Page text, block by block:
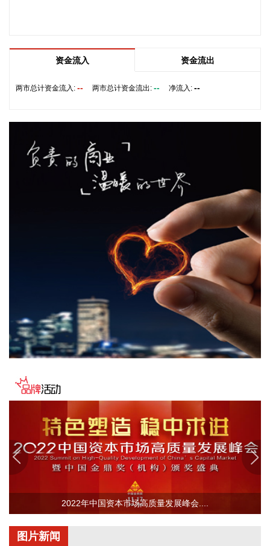
力进一步提升。产业升级稳步推进，10000吨/年硝化棉生产线
设。
实现营业收入5397.85万元，同比增长21.53%；归属于上市公
司股东的净利润4259.92万元，同比扭亏；基本每股收益
0.0946元。本期营收增长主要系本期结算的影视剧项目金额较
立新能源(001258)8月9日披露半年报，2026年上半年，公司
实现营业收入6.44亿元，同比增长29.75%；归属于上市公司股
东的净利润7302.39万元，同比增长715.75%；基本每股收益
0.0782元。本期营收增长主要原因系报告期内新增投产的风电
及独立储能项目带来上网电量增加。
2026-08-09 15:49:18
银河微电(688689)8月9日披露半年报，2026年上半年，公司
实现营业收入6.11亿元，同比增长28.28%；归属于上市公司股
东的净利润4825.85万元，同比增长77.28%；基本每股收益
等重点行业，持续加大大客户开发力度，成功导入科世达、西
门子、依必安派特、先锋车载音响、尼得科、万邦等优质客
户，进入吉利、沃尔沃亚太等主机厂功率MOS白名单，进一步
巩固了在优势领域的市场地位。
2026-08-09 15:46:15
济川药业(600566)8月9日公告，全资子公司济川药业集团有限
公司收到国家药品监督管理局核准签发的小儿通便颗粒《药品
注册证书》和美沙拉秦缓释颗粒《药品注册证书》。
资金流入 资金流出
两市总计资金流入: -- 两市总计资金流出: -- 净流入: --
2022年中国资本市场高质量发展峰会....
图片新闻